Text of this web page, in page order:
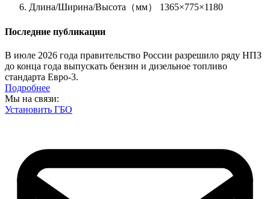
Длина/Ширина/Высота（мм） 1365×775×1180
Последние публикации
В июле 2026 года правительство России разрешило ряду НПЗ
до конца года выпускать бензин и дизельное топливо
стандарта Евро-3.
Подробнее
Мы на связи:
Установить ГБО